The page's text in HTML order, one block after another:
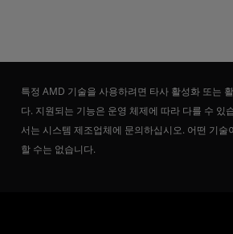
특정 AMD 기술을 사용하려면 타사 활성화 또는
다. 지원되는 기능은 운영 체제에 따라 다를 수 있
서는 시스템 제조업체에 문의하십시오. 어떤 기술
할 수는 없습니다.